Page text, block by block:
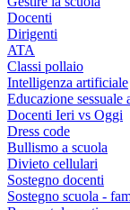
Docenti
Dirigenti
ATA
Classi pollaio
Intelligenza artificiale
Educazione sessuale
Docenti Ieri vs Oggi
Dress code
Bullismo a scuola
Divieto cellulari
Sostegno docenti
Sostegno scuola -